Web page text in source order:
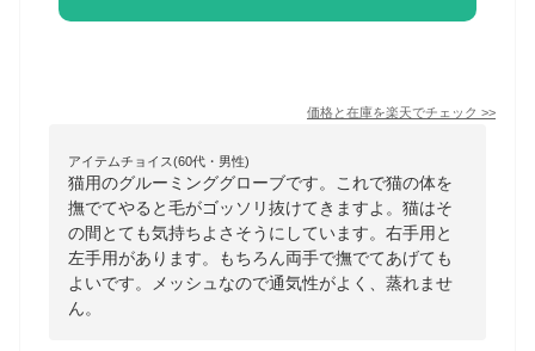
価格と在庫を楽天でチェック >>
アイテムチョイス(60代・男性)
猫用のグルーミンググローブです。これで猫の体を
撫でてやると毛がゴッソリ抜けてきますよ。猫はそ
の間とても気持ちよさそうにしています。右手用と
左手用があります。もちろん両手で撫でてあげても
よいです。メッシュなので通気性がよく、蒸れませ
ん。